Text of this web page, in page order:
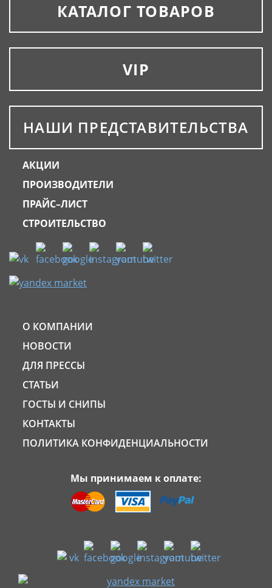
КАТАЛОГ ТОВАРОВ
VIP
НАШИ ПРЕДСТАВИТЕЛЬСТВА
АКЦИИ
ПРОИЗВОДИТЕЛИ
ПРАЙС–ЛИСТ
СТРОИТЕЛЬСТВО
О КОМПАНИИ
НОВОСТИ
ДЛЯ ПРЕССЫ
СТАТЬИ
ГОСТЫ И СНИПЫ
КОНТАКТЫ
ПОЛИТИКА КОНФИДЕНЦИАЛЬНОСТИ
Мы принимаем к оплате: